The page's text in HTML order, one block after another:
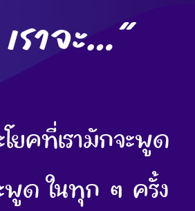
ราจะ…”
โยคที่เรามักจะพูด
พูด ในทุก ๆ ครั้ง